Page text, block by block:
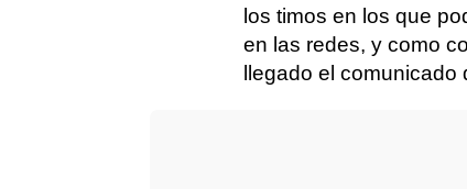
los timos en los que
en las redes, y como
llegado el